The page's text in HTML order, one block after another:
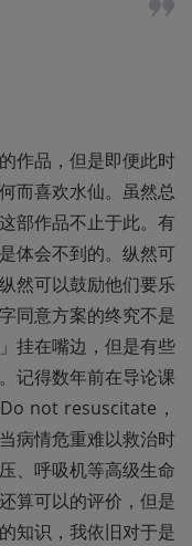
作品，但是即便此时
而喜欢水仙。虽然总
部作品不止于此。有
体会不到的。纵然可
然可以鼓励他们要乐
同意方案的终究不是
挂在嘴边，但是有些
记得数年前在导论课
not resuscitate，
病情危重难以救治时
、呼吸机等高级生命
算可以的评价，但是
知识，我依旧对于是